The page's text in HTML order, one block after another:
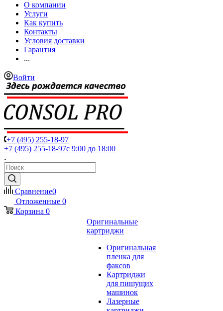
О компании
Услуги
Как купить
Контакты
Условия доставки
Гарантия
...
Войти
+7 (495) 255-18-97
+7 (495) 255-18-97с 9:00 до 18:00
Сравнение0
Отложенные 0
Корзина 0
Оригинальные
картриджи
Оригинальная
пленка для
факсов
Картриджи
для пишущих
машинок
Лазерные